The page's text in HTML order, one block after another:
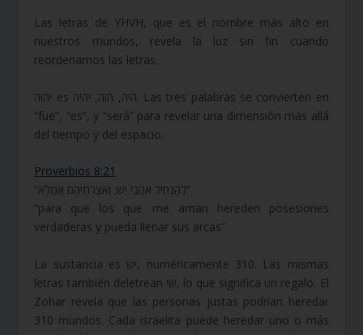
Las letras de YHVH, que es el nombre más alto en
nuestros mundos, revela la luz sin fin cuando
reordenamos las letras.
יהוה es היה, הוה, יהיה. Las tres palabras se convierten en
“fue”, “es”, y “será” para revelar una dimensión más allá
del tiempo y del espacio.
Proverbios 8:21
“לְהַנְחִיל אֹהֲבַי יֵשׁ; וְאֹצְרֹתֵיהֶם אֲמַלֵּא”
“para que los que me aman hereden posesiones
verdaderas y pueda llenar sus arcas”
La sustancia es יש, numéricamente 310. Las mismas
letras también deletrean שי, lo que significa un regalo. El
Zohar revela que las personas justas podrían heredar
310 mundos. Cada israelita puede heredar uno o más